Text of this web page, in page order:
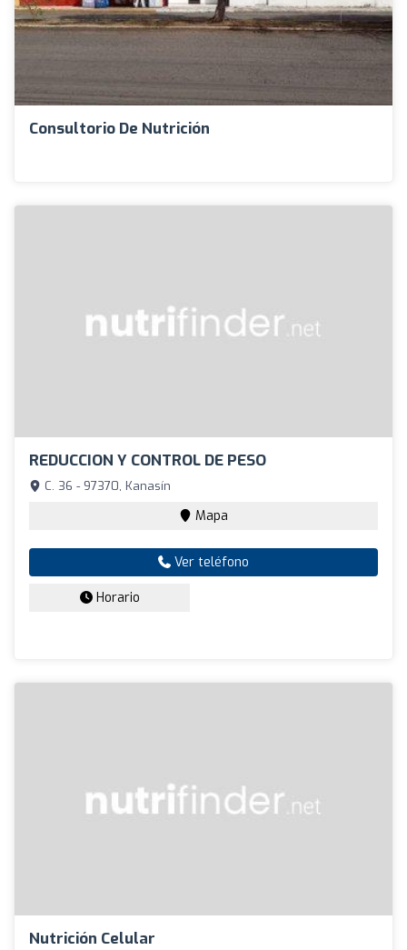
Consultorio De Nutrición
REDUCCION Y CONTROL DE PESO
C. 36 - 97370, Kanasín
Mapa
Ver teléfono
Horario
Nutrición Celular